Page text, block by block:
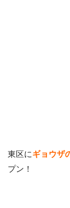
東区にギョウザ
プン！